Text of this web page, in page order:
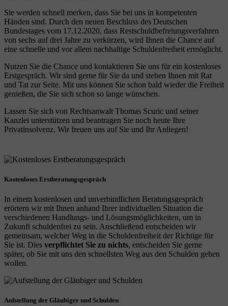
Sie werden schnell merken, dass Sie bei uns in kompetenten
Händen sind. Durch den neuen Beschluss des Deutschen
Bundestages vom 17.12.2020, dass Restschuldbefreiungsverfahren
von sechs auf drei Jahre zu verkürzen, wird Ihnen die Chance auf
eine schnelle und vor allem nachhaltige Schuldenfreiheit ermöglicht.
Nutzen Sie die Chance und kontaktieren Sie uns für ein kostenloses
Erstgespräch. Wir sind gerne für Sie da und stehen Ihnen mit Rat
und Tat zur Seite. Mit uns können Sie schon bald wieder die Freiheit
genießen, die Sie sich schon so lange wünschen.
Lassen Sie sich von Rechtsanwalt Thomas Scuric und seiner
Kanzlei unterstützen und beantragen Sie noch heute Ihre
Privatinsolvenz. Wir freuen uns auf Sie und Ihr Anliegen!
Kostenloses Erstberatungsgespräch
In einem kostenlosen und unverbindlichen Beratungsgespräch
erörtern wir mit Ihnen anhand Ihrer individuellen Situation die
verschiedenen Handlungs- und Lösungsmöglichkeiten, um in
Zukunft schuldenfrei zu sein. Anschließend entscheiden wir
gemeinsam, welcher Weg in die Schuldenfreiheit der Richtige für
Sie ist. Dies verpflichtet Sie zu nichts, entscheiden Sie gerne
später, ob Sie mit uns den schnellsten Weg aus den Schulden gehen
wollen.
Aufstellung der Gläubiger und Schulden